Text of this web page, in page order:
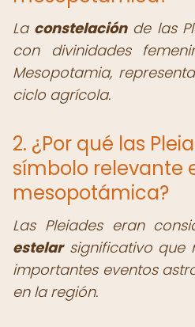
La constelaciónde las
con divinidades
Mesopotamia,
ciclo agrícola.
2. ¿Por qué las
símbolo relevante
mesopotámica?
Las Pleiades eran
estelarsignificativo que
importantes eventos
en la región.